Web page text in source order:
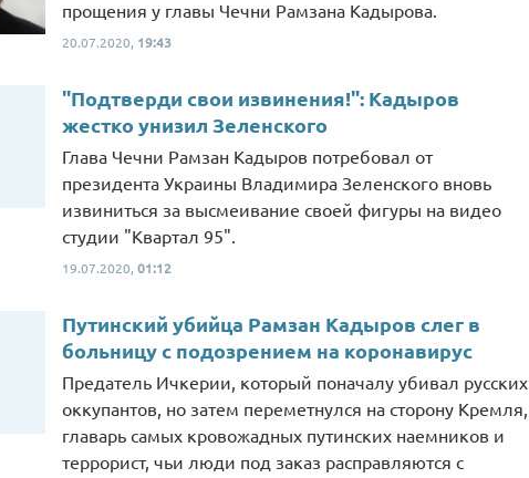
прощения у главы Чечни Рамзана Кадырова.
20.07.2020, 19:43
"Подтверди свои извинения!": Кадыров
жестко унизил Зеленского
Глава Чечни Рамзан Кадыров потребовал от
президента Украины Владимира Зеленского вновь
извиниться за высмеивание своей фигуры на видео
студии "Квартал 95".
19.07.2020, 01:12
Путинский убийца Рамзан Кадыров слег в
больницу с подозрением на коронавирус
Предатель Ичкерии, который поначалу убивал русских
оккупантов, но затем переметнулся на сторону Кремля,
главарь самых кровожадных путинских наемников и
террорист, чьи люди под заказ расправляются с